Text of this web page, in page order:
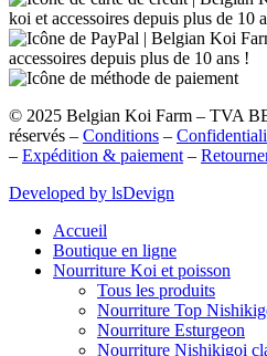
© 2025 Belgian Koi Farm – TVA
réservés – Conditions –
– Expédition & paiement–
Developed by lsDevign
Accueil
Boutique en ligne
Nourriture Koi et poisson
Tous les produits
Nourriture Top
Nourriture Esturgeon
Nourriture Nishikigoi